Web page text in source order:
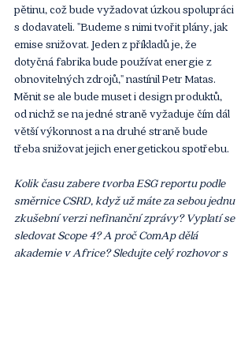
pětinu, což bude vyžadovat úzkou spolupráci
s dodavateli. "Budeme s nimi tvořit plány, jak
emise snižovat. Jeden z příkladů je, že
dotyčná fabrika bude používat energie z
obnovitelných zdrojů," nastínil Petr Matas.
Měnit se ale bude muset i design produktů,
od nichž se na jedné straně vyžaduje čím dál
větší výkonnost a na druhé straně bude
třeba snižovat jejich energetickou spotřebu.
Kolik času zabere tvorba ESG reportu podle
směrnice CSRD, když už máte za sebou jednu
zkušební verzi nefinanční zprávy? Vyplatí se
sledovat Scope 4? A proč ComAp dělá
akademie v Africe? Sledujte celý rozhovor s